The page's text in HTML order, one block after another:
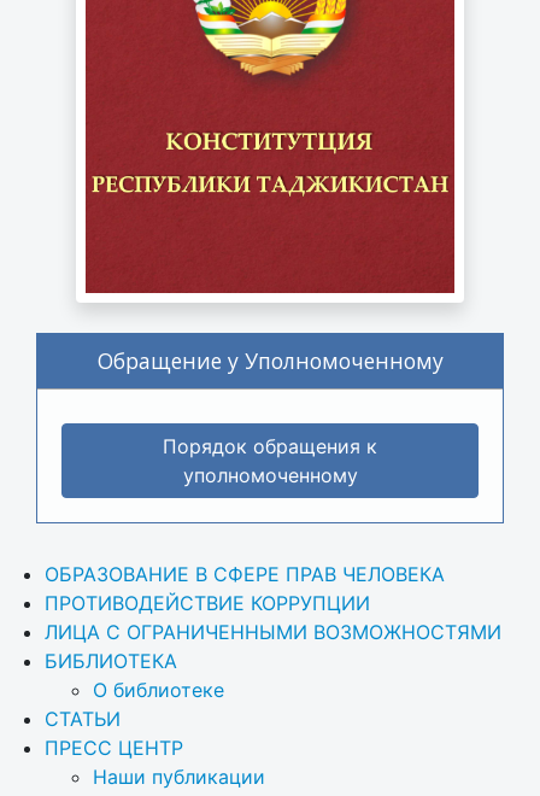
Обращение у Уполномоченному
Порядок обращения к
уполномоченному
ОБРАЗОВАНИЕ В СФЕРЕ ПРАВ ЧЕЛОВЕКА
ПРОТИВОДЕЙСТВИЕ КОРРУПЦИИ
ЛИЦА С ОГРАНИЧЕННЫМИ ВОЗМОЖНОСТЯМИ
БИБЛИОТЕКА
О библиотеке
СТАТЬИ
ПРЕСС ЦЕНТР
Наши публикации